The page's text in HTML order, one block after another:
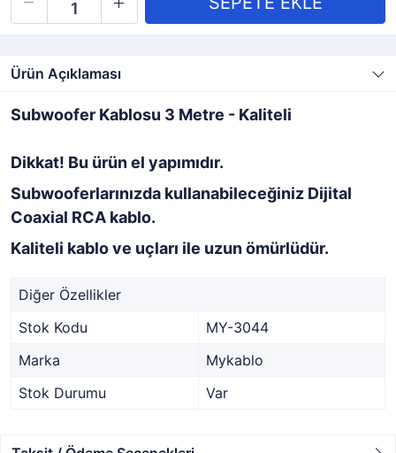
Ürün Açıklaması
Subwoofer Kablosu 3 Metre - Kaliteli
Dikkat! Bu ürün el yapımıdır.
Subwooferlarınızda kullanabileceğiniz Dijital
Coaxial RCA kablo.
Kaliteli kablo ve uçları ile uzun ömürlüdür.
Diğer Özellikler
Stok Kodu
MY-3044
Marka
Mykablo
Stok Durumu
Var